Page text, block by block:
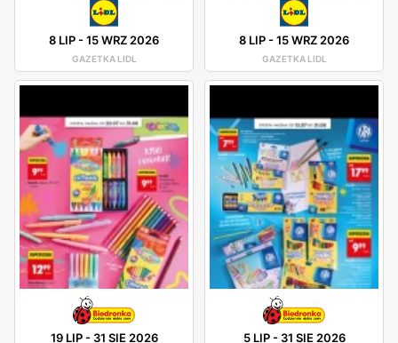
8 LIP-15 WRZ 2026
GAZETKA LIDL
8 LIP-15 WRZ 2026
GAZETKA LIDL
19 LIP- 31 SIE 2026 5 LIP- 31 SIE 2026